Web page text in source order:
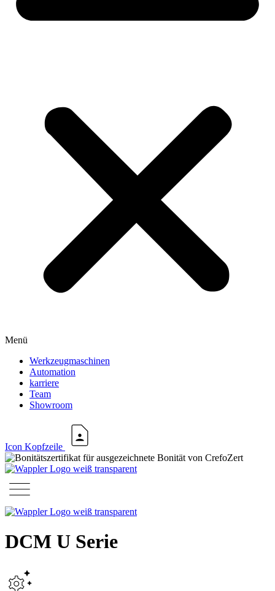
Menü
Werkzeugmaschinen
Automation
karriere
Team
Showroom
Icon Kopfzeile
DCM U Serie